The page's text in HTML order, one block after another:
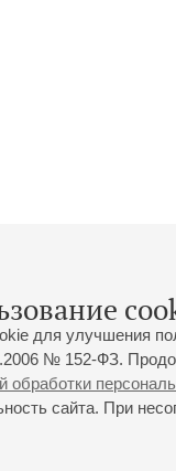
для улучшения
№ 152-ФЗ.
обработки
сайта. При